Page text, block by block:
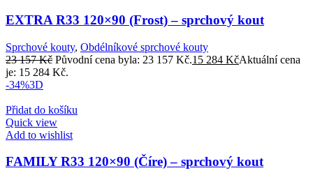
EXTRA R33 120×90 (Frost) – sprchový kout
Sprchové kouty, Obdélníkové sprchové kouty
23 157Kč Původní cena byla: 23 157 Kč.15 284 KčAktuální cena
je: 15 284 Kč.
-34%3D
Přidat do košíku
Quick view
Add to wishlist
FAMILY R33 120×90 (Číre) – sprchový kout